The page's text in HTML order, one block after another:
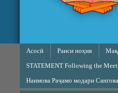
Main menu
Асосӣ Раиси ноҳия
STATEMENT Following the
Наимова Раҷамо модари